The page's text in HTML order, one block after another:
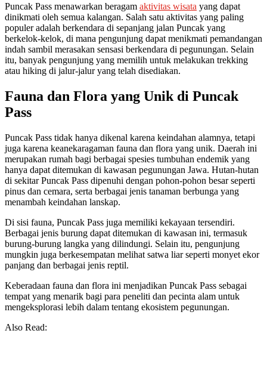
Puncak Pass menawarkan beragam aktivitas wisata yang dapat
dinikmati oleh semua kalangan. Salah satu aktivitas yang paling
populer adalah berkendara di sepanjang jalan Puncak yang
berkelok-kelok, di mana pengunjung dapat menikmati pemandangan
indah sambil merasakan sensasi berkendara di pegunungan. Selain
itu, banyak pengunjung yang memilih untuk melakukan trekking
atau hiking di jalur-jalur yang telah disediakan.
Fauna dan Flora yang Unik di Puncak
Pass
Puncak Pass tidak hanya dikenal karena keindahan alamnya, tetapi
juga karena keanekaragaman fauna dan flora yang unik. Daerah ini
merupakan rumah bagi berbagai spesies tumbuhan endemik yang
hanya dapat ditemukan di kawasan pegunungan Jawa. Hutan-hutan
di sekitar Puncak Pass dipenuhi dengan pohon-pohon besar seperti
pinus dan cemara, serta berbagai jenis tanaman berbunga yang
menambah keindahan lanskap.
Di sisi fauna, Puncak Pass juga memiliki kekayaan tersendiri.
Berbagai jenis burung dapat ditemukan di kawasan ini, termasuk
burung-burung langka yang dilindungi. Selain itu, pengunjung
mungkin juga berkesempatan melihat satwa liar seperti monyet ekor
panjang dan berbagai jenis reptil.
Keberadaan fauna dan flora ini menjadikan Puncak Pass sebagai
tempat yang menarik bagi para peneliti dan pecinta alam untuk
mengeksplorasi lebih dalam tentang ekosistem pegunungan.
Also Read: